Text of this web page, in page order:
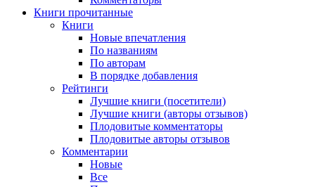
Книги прочитанные
Книги
Новые впечатления
По названиям
По авторам
В порядке добавления
Рейтинги
Лучшие книги (посетители)
Лучшие книги (авторы отзывов)
Плодовитые комментаторы
Плодовитые авторы отзывов
Комментарии
Новые
Все